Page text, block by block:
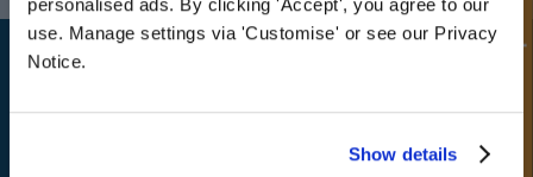
personalised ads. By clicking 'Accept', you agree to our
use. Manage settings via 'Customise' or see our Privacy
Notice.
Show details Demande rapide
deals